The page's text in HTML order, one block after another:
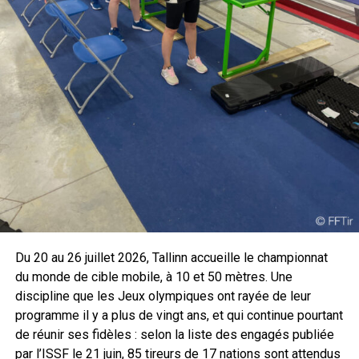
août
2026
2026
genou, couché, debout) a tenu ses promesses. Chez les
hommes, Lucas Kryzs (Lorraine) s’impose en finale avec
352,4 points, devant Félix Blateau (348,8) et Timothée
Vedel (339,1).
Côté féminin, le duel a tourné à l’avantage d’Océanne
Muller (Alsace), sacrée avec 353,6 points au terme d’une
finale accrochée face à Cassandre Devaux (351,7). Agathe
Girard complète le podium. Deux champions de France sur
la discipline la plus exigeante du tir à la carabine.
Le parasport à l’honneur
Le rendez-vous a aussi couronné les tireurs para. Dylan
Kerreneur s’est imposé à la carabine 50 m, 60 balles
couché en catégorie SH2 avec 612,3 points, tandis que
Pierre-Marie Bannier décrochait le titre au pistolet
standard en catégorie SH1. La preuve que le championnat
national embrasse toutes les pratiques.
Du 20 au 26 juillet 2026, Tallinn accueille le championnat
du monde de cible mobile, à 10 et 50 mètres. Une
discipline que les Jeux olympiques ont rayée de leur
programme il y a plus de vingt ans, et qui continue pourtant
de réunir ses fidèles : selon la liste des engagés publiée
par l’ISSF le 21 juin, 85 tireurs de 17 nations sont attendus